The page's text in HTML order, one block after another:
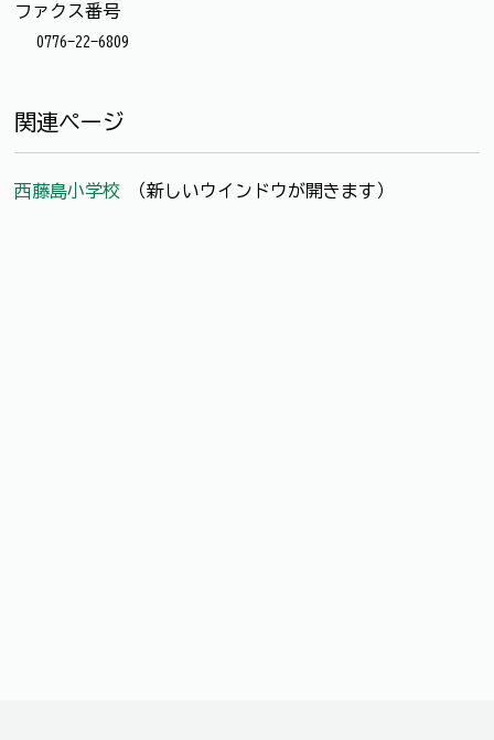
ファクス番号
0776-22-6809
関連ページ
西藤島小学校 （新しいウインドウが開きます）